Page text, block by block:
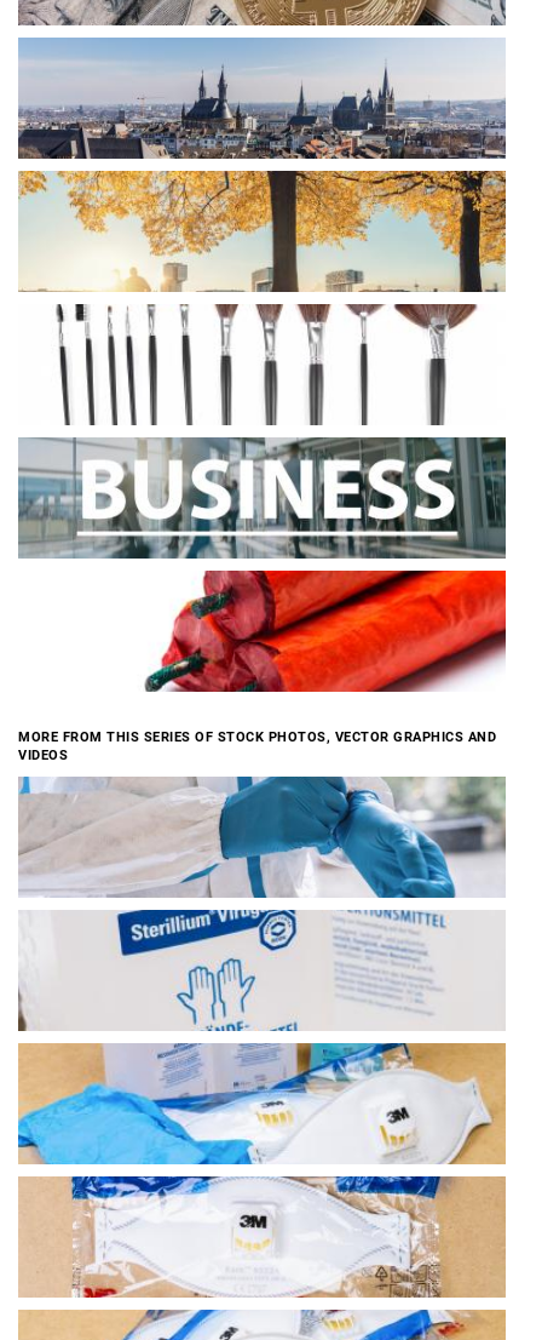
MORE FROM THIS SERIES OF STOCK PHOTOS, VECTOR GRAPHICS AND
VIDEOS